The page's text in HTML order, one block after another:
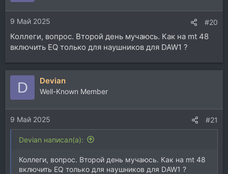
9 Май 2025 #20
Коллеги, вопрос. Второй день мучаюсь. Как на mt 48
включить EQ только для наушников для DAW1 ?
D Devian
Well-Known Member
9 Май 2025 #21
Devian написал(а):
Коллеги, вопрос. Второй день мучаюсь. Как на mt 48
включить EQ только для наушников для DAW1 ?